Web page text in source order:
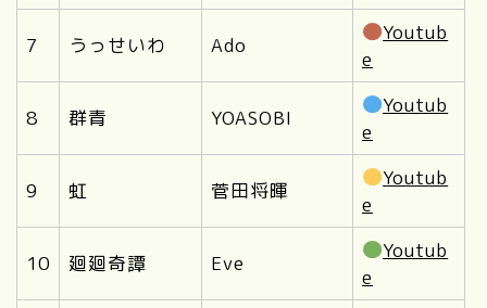
7 うっせいわ Ado
Youtub
e
8 群青 YOASOBI
Youtub
e
9 虹 菅田将暉
Youtub
e
10 廻廻奇譚 Eve
Youtub
e